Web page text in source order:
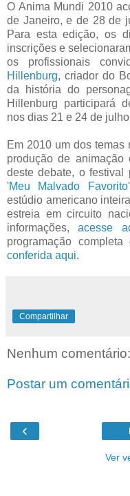
O Anima Mundi 2010
de Janeiro, e de 28 de
Para esta edição, os
inscrições e
os profissionais
Hillenburg, criador do
da história do
Hillenburg participará
nos dias 21 e 24 de
Em 2010 um dos temas
produção de
deste debate, o festival
'Meu Malvado Favorito
estúdio americano
estreia em circuito
informações,acesse
programação
conferida aqui.
Compartilhar
Nenhum comentário:
Postar um
‹
Ver